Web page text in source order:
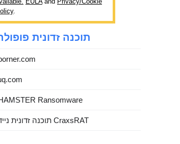
.
תוכנה זדונית
Ransomware
תוכנה זדונית ניידת CraxsRAT